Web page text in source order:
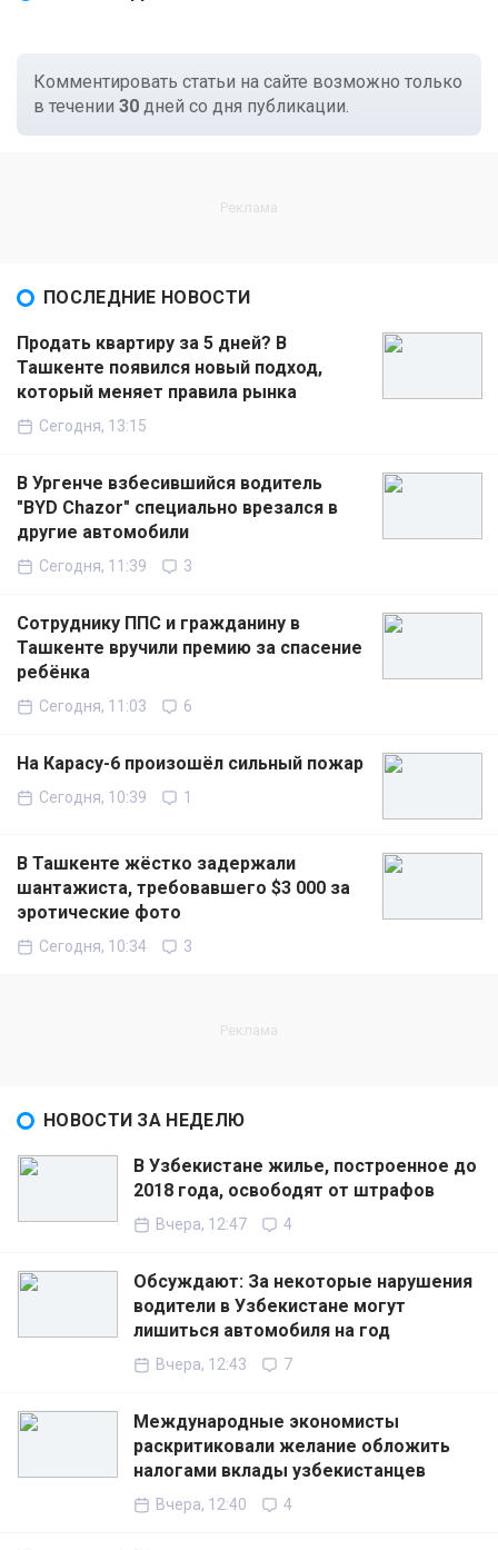
Комментировать статьи на сайте возможно только
в течении 30 дней со дня публикации.
ПОСЛЕДНИЕ НОВОСТИ
Продать квартиру за 5 дней? В
Ташкенте появился новый подход,
который меняет правила рынка
Сегодня, 13:15
В Ургенче взбесившийся водитель
"BYD Chazor" специально врезался в
другие автомобили
Сегодня, 11:39 3
Сотруднику ППС и гражданину в
Ташкенте вручили премию за спасение
ребёнка
Сегодня, 11:03 6
На Карасу-6 произошёл сильный пожар
Сегодня, 10:39 1
В Ташкенте жёстко задержали
шантажиста, требовавшего $3 000 за
эротические фото
Сегодня, 10:34 3
НОВОСТИ ЗА НЕДЕЛЮ
В Узбекистане жилье, построенное до
2018 года, освободят от штрафов
Вчера, 12:47 4
Обсуждают: За некоторые нарушения
водители в Узбекистане могут
лишиться автомобиля на год
Вчера, 12:43 7
Международные экономисты
раскритиковали желание обложить
налогами вклады узбекистанцев
Вчера, 12:40 4